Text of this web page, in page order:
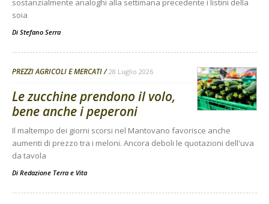
sostanzialmente analoghi alla settimana precedente i listini della
soia
Di Stefano Serra
PREZZI AGRICOLI E MERCATI 28 Luglio 2026
Le zucchine prendono il volo,
bene anche i peperoni
Il maltempo dei giorni scorsi nel Mantovano favorisce anche
aumenti di prezzo tra i meloni. Ancora deboli le quotazioni dell'uva
da tavola
Di Redazione Terra e Vita